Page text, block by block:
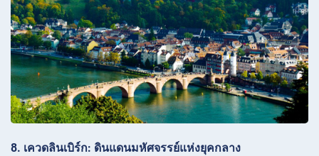
8. เควดลินเบิร์ก: ดินแดนมหัศจรรย์แห่งยุคกลาง